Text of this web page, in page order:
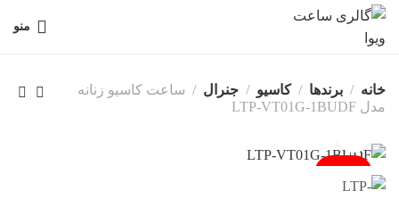
منو
خانه برندها کاسیو جنرال
ساعت کاسیو زنانه
مدل LTP-VT01G-1BUDF